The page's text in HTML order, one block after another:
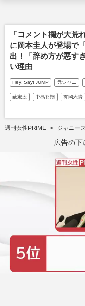
「コメント欄が大荒
に岡本圭人が登場で
出！「辞め方が悪す
い理由
Hey! Say! JUMP 元ジャニ
薮宏太 中島裕翔 有岡大貴
週刊女性PRIME ジャニー
広告の下